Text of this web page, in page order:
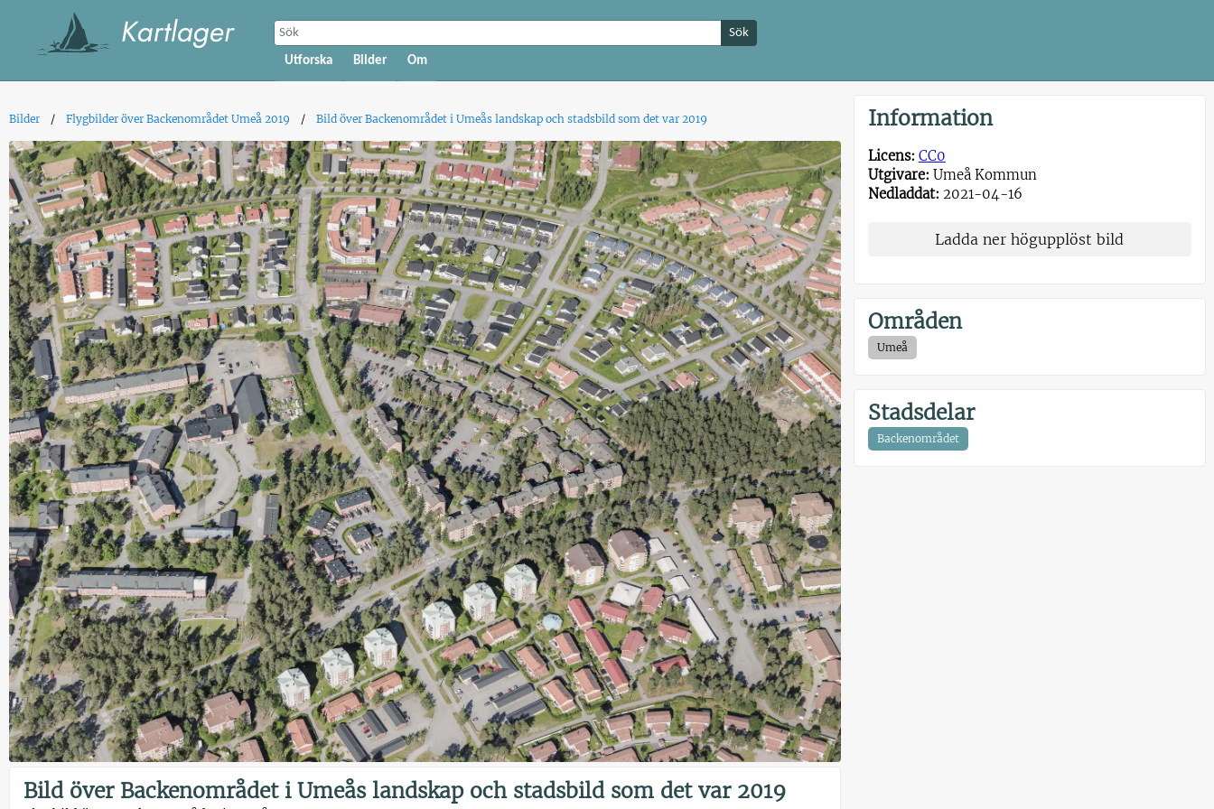
Sök
Utforska Bilder Om
Bilder Flygbilder över Backenområdet Umeå 2019 Bild över Backenområdet i Umeås landskap och stadsbild som det var 2019
Bild över Backenområdet i Umeås landskap och stadsbild som det var 2019
Information
Licens: CC0
Utgivare: Umeå Kommun
Nedladdat: 2021-04-16
Ladda ner högupplöst bild
Områden
Umeå
Stadsdelar
Backenområdet